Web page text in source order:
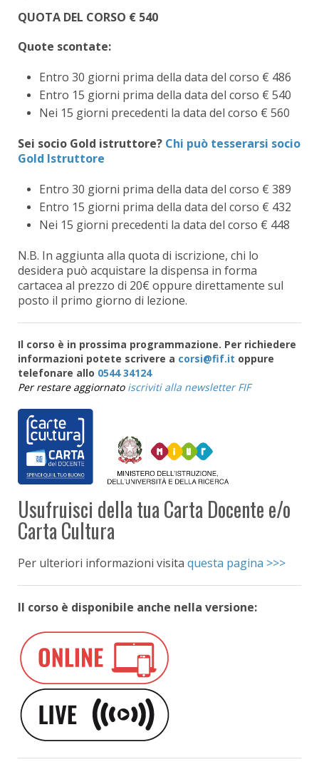
QUOTA DEL CORSO € 540
Quote scontate:
Entro 30 giorni prima della data del corso € 486
Entro 15 giorni prima della data del corso € 540
Nei 15 giorni precedenti la data del corso € 560
Sei socio Gold istruttore? Chi può tesserarsi socio
Gold Istruttore
Entro 30 giorni prima della data del corso € 389
Entro 15 giorni prima della data del corso € 432
Nei 15 giorni precedenti la data del corso € 448
N.B. In aggiunta alla quota di iscrizione, chi lo
desidera può acquistare la dispensa in forma
cartacea al prezzo di 20€ oppure direttamente sul
posto il primo giorno di lezione.
Il corso è in prossima programmazione. Per richiedere
informazioni potete scrivere a
oppure
telefonare allo 0544 34124
Per restare aggiornato iscriviti alla newsletter FIF
Usufruisci della tua Carta Docente e/o
Carta Cultura
Per ulteriori informazioni visita questa pagina >>>
Il corso è disponibile anche nella versione: